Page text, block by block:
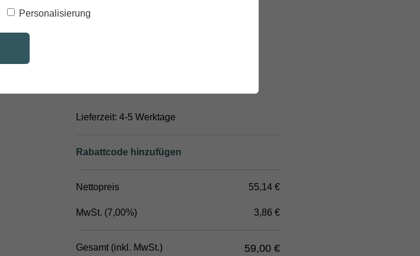
info@bucketride.de & wir schicken dir den
Lieferzeit: 4-5 Werktage
Rabattcode hinzufügen
Nettopreis 55,14 €
MwSt. (7,00%) 3,86 €
Gesamt (inkl. MwSt.) 59,00 €
Personalisierung